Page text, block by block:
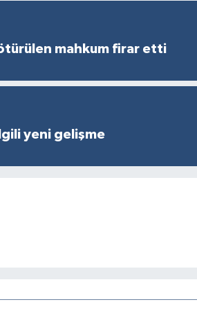
mahkum firar etti
yeni gelişme